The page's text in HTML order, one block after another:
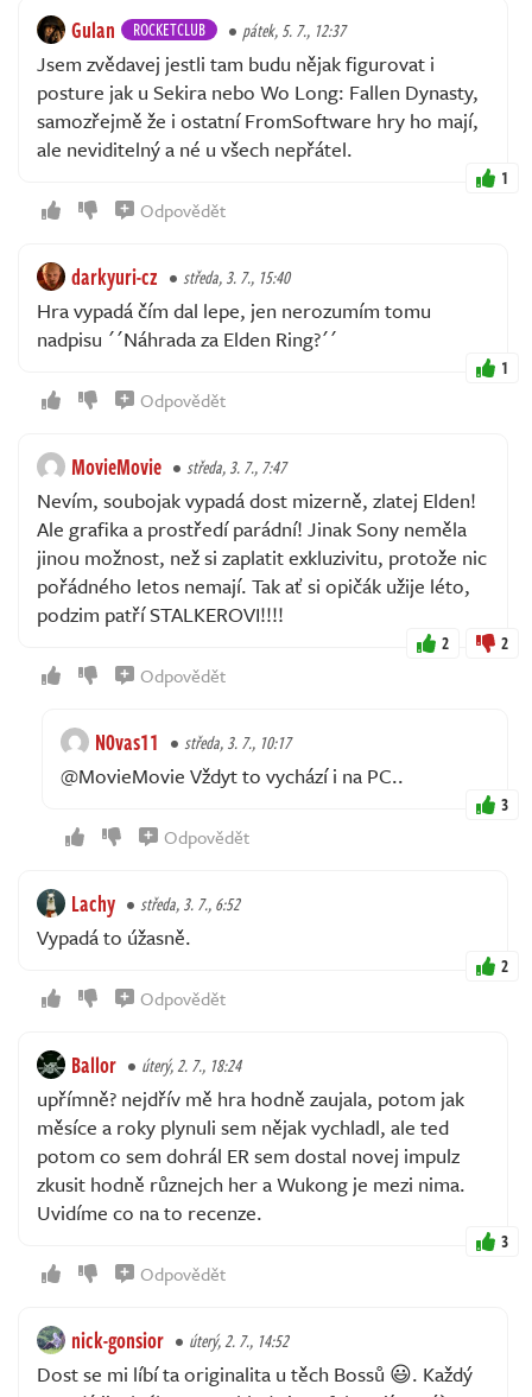
Gulan ROCKETCLUB pátek, 5. 7., 12:37
Jsem zvědavej jestli tam budu nějak figurovat i
posture jak u Sekira nebo Wo Long: Fallen Dynasty,
samozřejmě že i ostatní FromSoftware hry ho mají,
ale neviditelný a né u všech nepřátel.
1
Odpovědět
darkyuri-cz středa, 3. 7., 15:40
Hra vypadá čím dal lepe, jen nerozumím tomu
nadpisu ´´Náhrada za Elden Ring?´´
1
Odpovědět
MovieMovie středa, 3. 7., 7:47
Nevím, soubojak vypadá dost mizerně, zlatej Elden!
Ale grafika a prostředí parádní! Jinak Sony neměla
jinou možnost, než si zaplatit exkluzivitu, protože nic
pořádného letos nemají. Tak ať si opičák užije léto,
podzim patří STALKEROVI!!!!
2 2
Odpovědět
N0vas11 středa, 3. 7., 10:17
@MovieMovie Vždyt to vychází i na PC..
3
Odpovědět
Lachy středa, 3. 7., 6:52
Vypadá to úžasně.
2
Odpovědět
Ballor úterý, 2. 7., 18:24
upřímně? nejdřív mě hra hodně zaujala, potom jak
měsíce a roky plynuli sem nějak vychladl, ale ted
potom co sem dohrál ER sem dostal novej impulz
zkusit hodně různejch her a Wukong je mezi nima.
Uvidíme co na to recenze.
3
Odpovědět
nick-gonsior úterý, 2. 7., 14:52
Dost se mi líbí ta originalita u těch Bossů 😃. Každý